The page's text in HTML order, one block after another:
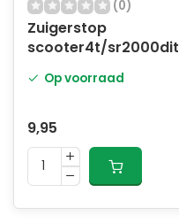
(0)
Zuigerstop
scooter4t/sr2000dit
Op voorraad
9,95